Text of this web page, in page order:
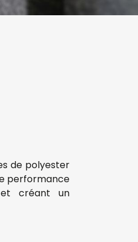
de polyester
performance
et créant un